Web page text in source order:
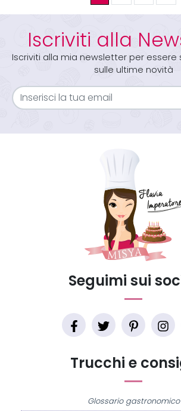
Iscriviti alla
Iscriviti alla mia newsletter per essere
sulle ultime novità
Trucchi e
Glossario gastronomico
Seguimi sui